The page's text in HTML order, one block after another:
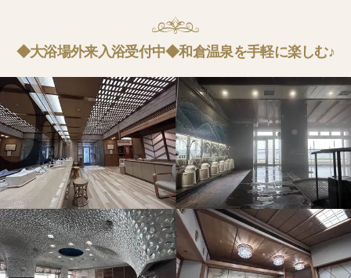
◆大浴場外来入浴受付中◆和倉温泉を手軽に楽しむ♪